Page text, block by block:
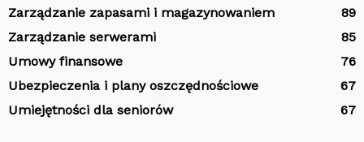
Zarządzanie zapasami i magazynowaniem
89
Zarządzanie serwerami
85
Umowy finansowe
76
Ubezpieczenia i plany oszczędnościowe
67
Umiejętności dla seniorów
67